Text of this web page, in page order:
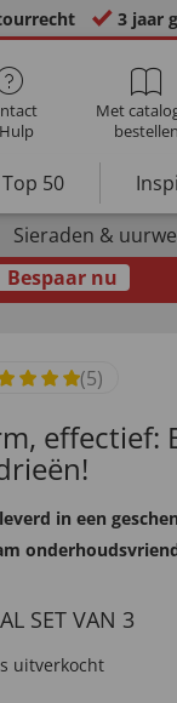
3 jaar
Met
bestellen
Top 50
Sieraden &
Bespaar nu
(5)
effectief:
in een
SET VAN 3
uitverkocht